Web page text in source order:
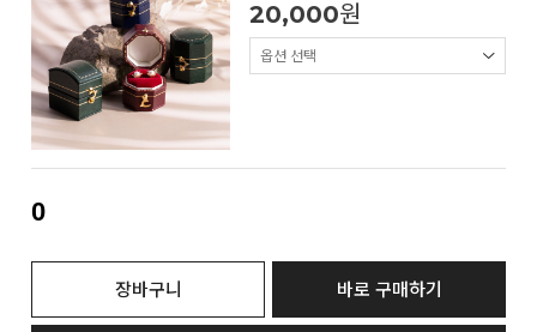
20,000원
0
장바구니 바로 구매하기